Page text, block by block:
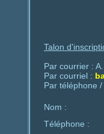
Talon
Par courrier :
Par courriel :
Par téléphone
Nom :
Téléphone :